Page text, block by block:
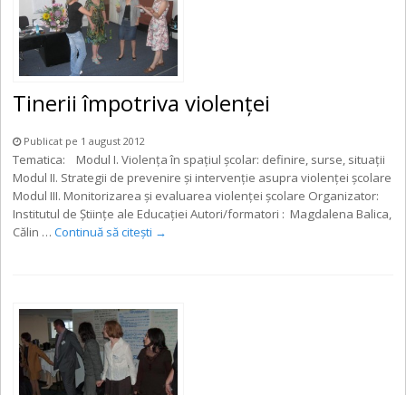
Tinerii împotriva violenței
Publicat pe 1 august 2012
Tematica: Modul I. Violenţa în spaţiul şcolar: definire, surse, situaţii
Modul II. Strategii de prevenire şi intervenţie asupra violenţei şcolare
Modul III. Monitorizarea şi evaluarea violenţei şcolare Organizator:
Institutul de Ştiinţe ale Educaţiei Autori/formatori : Magdalena Balica,
Călin …Continuă să citești →